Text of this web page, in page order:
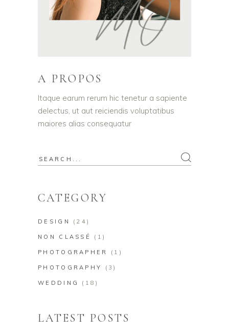
A PROPOS
Itaque earum rerum hic tenetur a sapiente
delectus, ut aut reiciendis voluptatibus
maiores alias consequatur
Search
CATEGORY
DESIGN (24)
NON CLASSÉ (1)
PHOTOGRAPHER (1)
PHOTOGRAPHY (3)
WEDDING (18)
LATEST POSTS